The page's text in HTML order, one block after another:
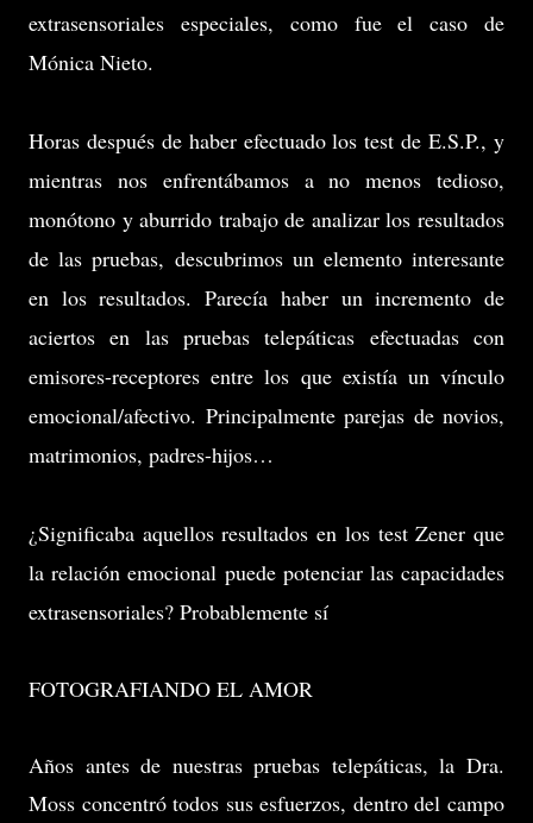
extrasensoriales especiales, como fue el caso de
Mónica Nieto.
Horas después de haber efectuado los test de E.S.P., y
mientras nos enfrentábamos a no menos tedioso,
monótono y aburrido trabajo de analizar los resultados
de las pruebas, descubrimos un elemento interesante
en los resultados. Parecía haber un incremento de
aciertos en las pruebas telepáticas efectuadas con
emisores-receptores entre los que existía un vínculo
emocional/afectivo. Principalmente parejas de novios,
matrimonios, padres-hijos…
¿Significaba aquellos resultados en los test Zener que
la relación emocional puede potenciar las capacidades
extrasensoriales? Probablemente sí
FOTOGRAFIANDO EL AMOR
Años antes de nuestras pruebas telepáticas, la Dra.
Moss concentró todos sus esfuerzos, dentro del campo